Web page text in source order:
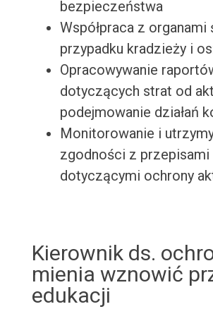
bezpieczeństwa
Współpraca z organami
przypadku kradzieży i
Opracowywanie
dotyczących strat od
podejmowanie działań
Monitorowanie i
zgodności z przepisami
dotyczącymi ochrony
Kierownik ds.
mienia wznowić
edukacji